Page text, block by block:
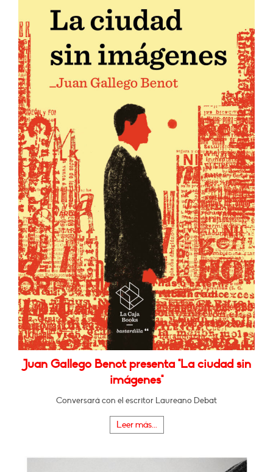
Juan Gallego Benot presenta "La ciudad sin
imágenes"
Conversará con el escritor Laureano Debat
Leer más...